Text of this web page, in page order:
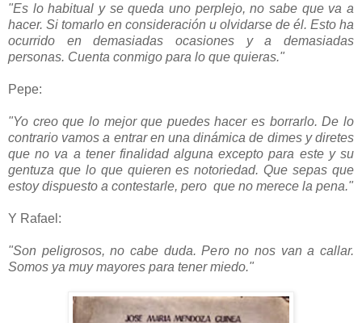
"Es lo habitual y se queda uno perplejo, no sabe que va a
hacer. Si tomarlo en consideración u olvidarse de él. Esto ha
ocurrido en demasiadas ocasiones y a demasiadas
personas. Cuenta conmigo para lo que quieras."
Pepe:
"Yo creo que lo mejor que puedes hacer es borrarlo. De lo
contrario vamos a entrar en una dinámica de dimes y diretes
que no va a tener finalidad alguna excepto para este y su
gentuza que lo que quieren es notoriedad. Que sepas que
estoy dispuesto a contestarle, pero que no merece la pena."
Y Rafael:
"Son peligrosos, no cabe duda. Pero no nos van a callar.
Somos ya muy mayores para tener miedo."